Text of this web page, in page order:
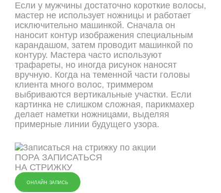
Если у мужчины достаточно короткие волосы,
мастер не использует ножницы и работает
исключительно машинкой. Сначала он
наносит контур изображения специальным
карандашом, затем проводит машинкой по
контуру. Мастера часто используют
трафареты, но иногда рисунок наносят
вручную. Когда на теменной части головы
клиента много волос, триммером
выбриваются вертикальные участки. Если
картинка не слишком сложная, парикмахер
делает наметки ножницами, выделяя
примерные линии будущего узора.
ПОРА ЗАПИСАТЬСЯ
НА СТРИЖКУ
ОНЛАЙН ЗАПИСЬ